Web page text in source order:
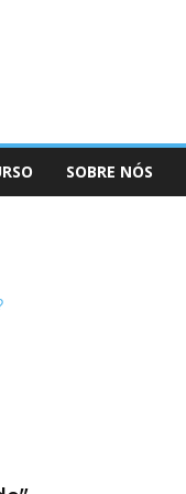
SOBRE NÓS